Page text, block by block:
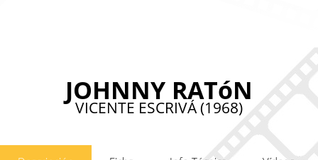
JOHNNY RATóN
VICENTE ESCRIVÁ (1968)